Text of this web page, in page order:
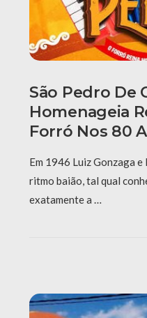
São Pedro De
Homenageia
Forró Nos 80
Em 1946 Luiz Gonzaga
ritmo baião, tal qual
exatamente a …